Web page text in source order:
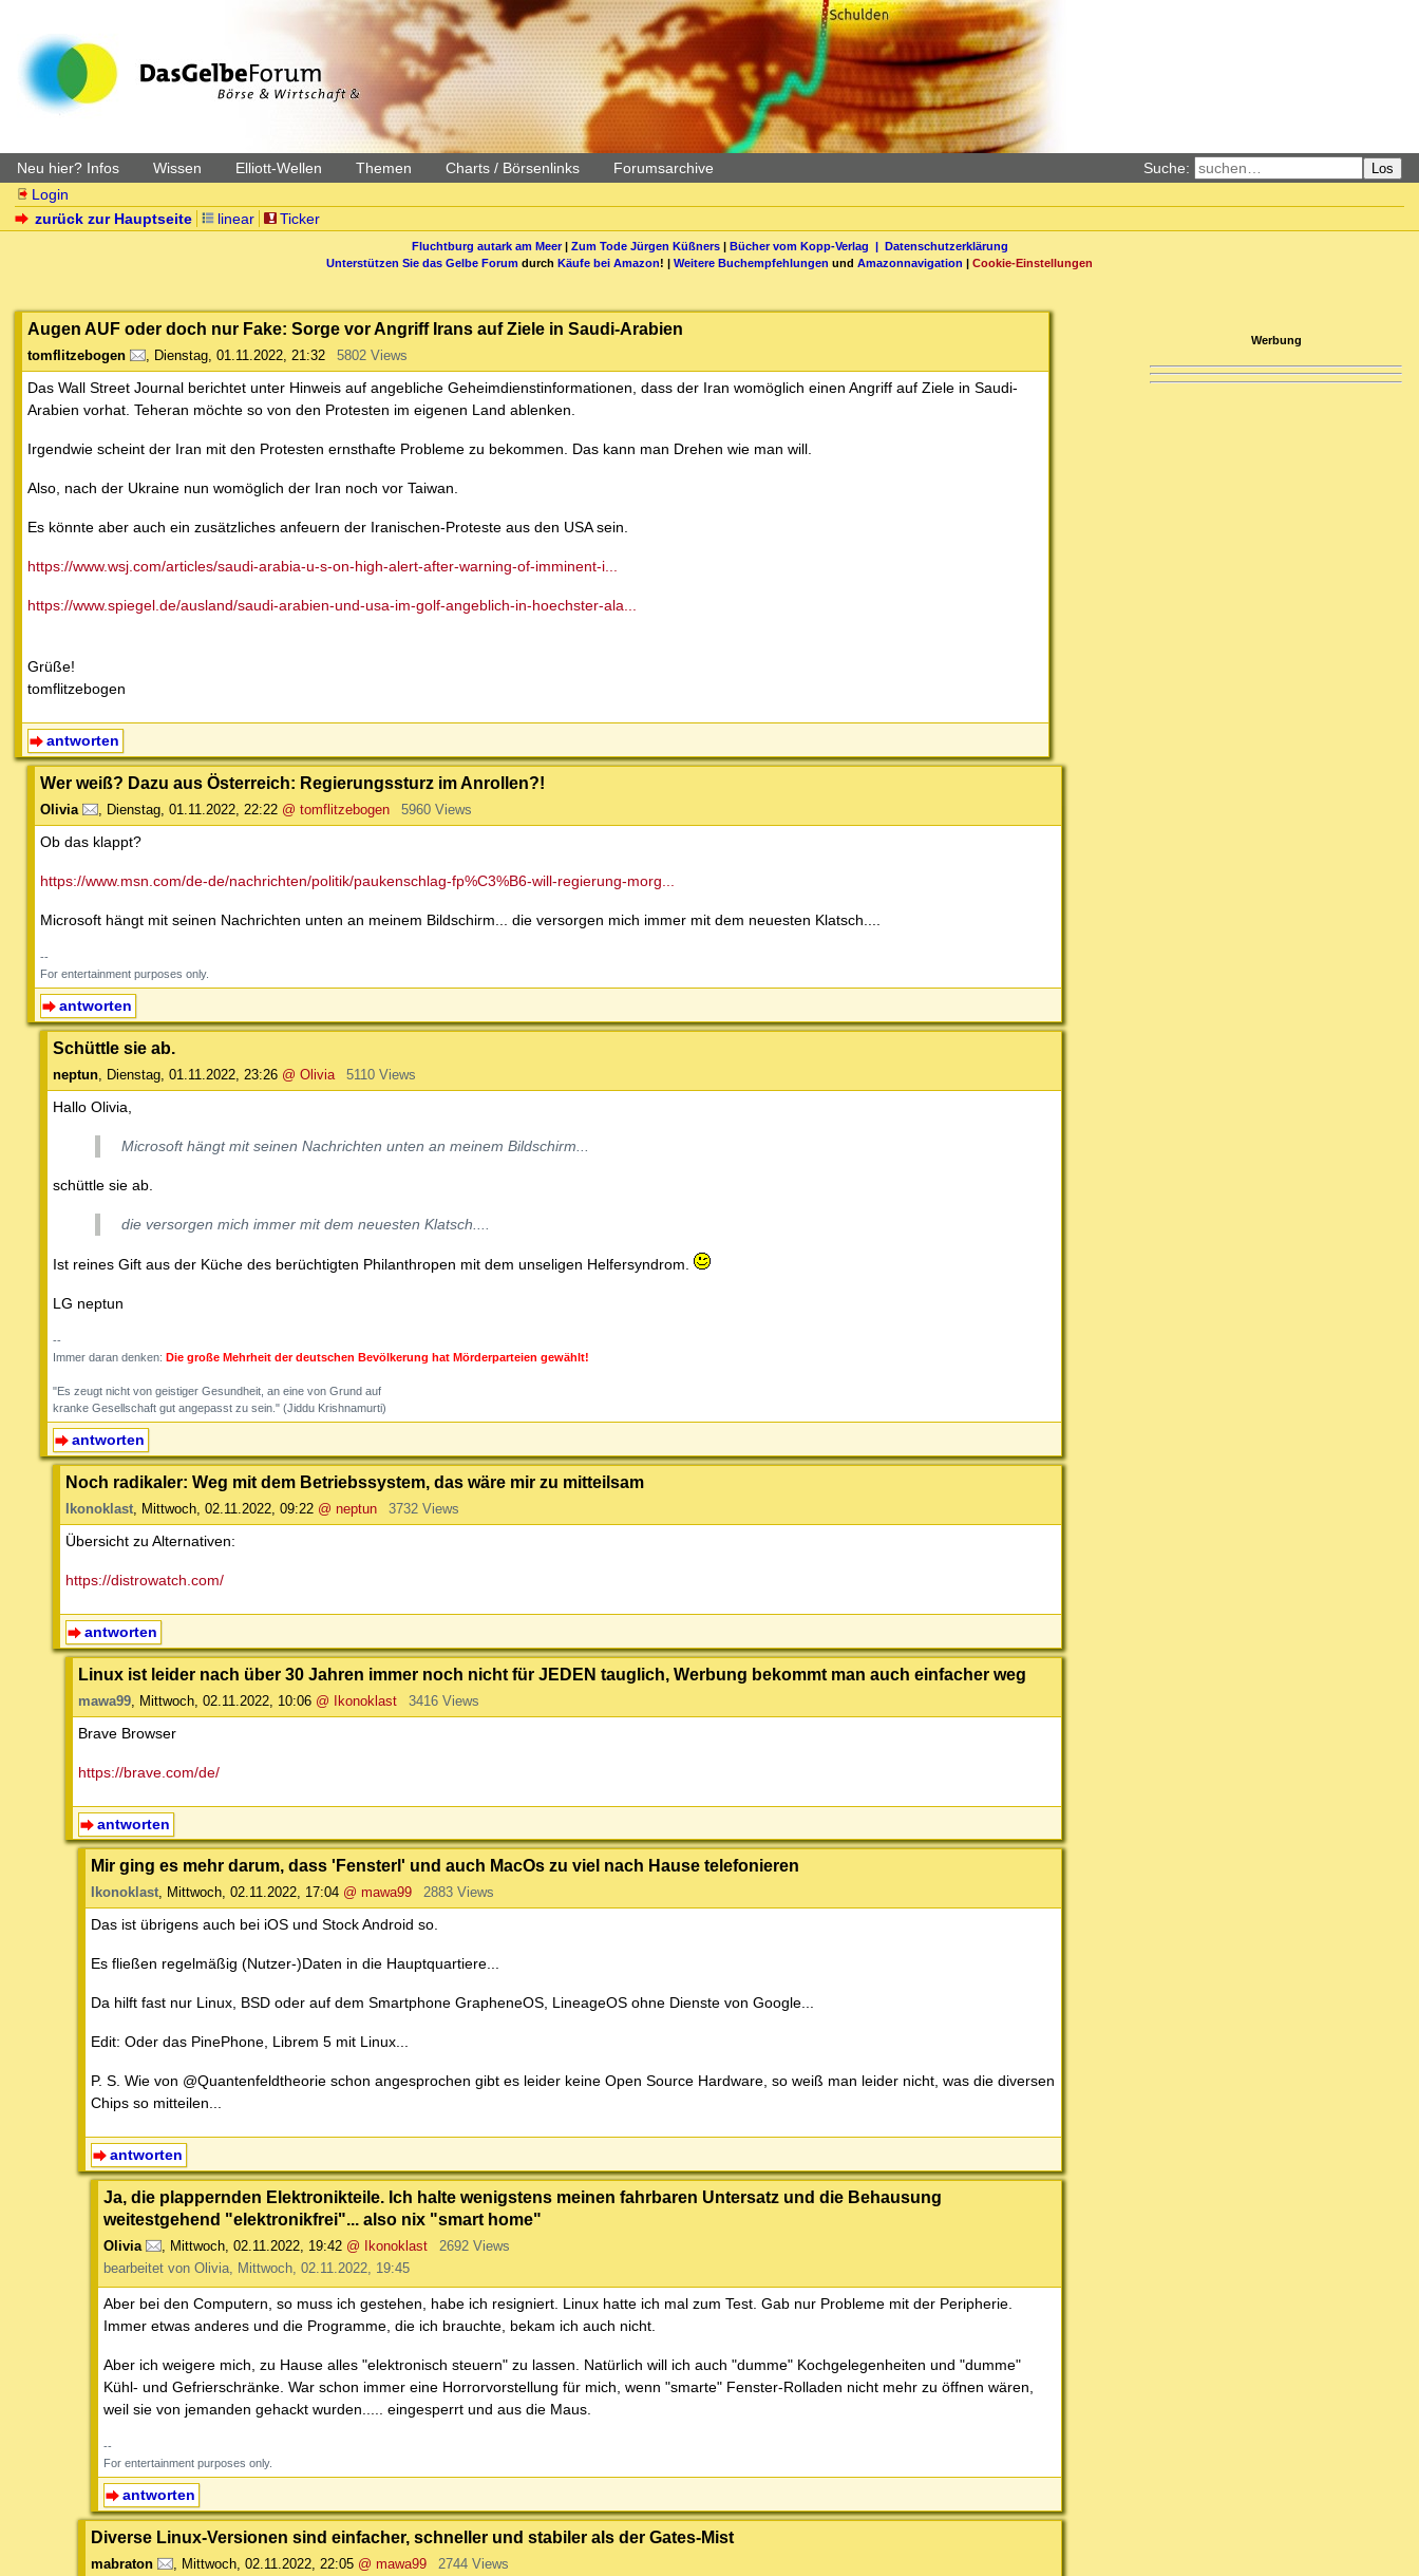
Neu hier? Infos Wissen Elliott-Wellen Themen Charts / Börsenlinks Forumsarchive Suche: Los
Login
zurück zur Hauptseite
linear Ticker
Fluchtburg autark am Meer| Zum Tode Jürgen Küßners| Bücher vom Kopp-Verlag | Datenschutzerklärung
Unterstützen Sie das Gelbe Forum durch Käufe bei Amazon! | Weitere Buchempfehlungen und Amazonnavigation | Cookie-Einstellungen
Augen AUF oder doch nur Fake: Sorge vor Angriff Irans auf Ziele in Saudi-Arabien
tomflitzebogen , Dienstag, 01.11.2022, 21:32 5802 Views
Das Wall Street Journal berichtet unter Hinweis auf angebliche Geheimdienstinformationen, dass der Iran womöglich einen Angriff auf Ziele in Saudi-
Arabien vorhat. Teheran möchte so von den Protesten im eigenen Land ablenken.
Irgendwie scheint der Iran mit den Protesten ernsthafte Probleme zu bekommen. Das kann man Drehen wie man will.
Also, nach der Ukraine nun womöglich der Iran noch vor Taiwan.
Es könnte aber auch ein zusätzliches anfeuern der Iranischen-Proteste aus den USA sein.
https://www.wsj.com/articles/saudi-arabia-u-s-on-high-alert-after-warning-of-imminent-i...
https://www.spiegel.de/ausland/saudi-arabien-und-usa-im-golf-angeblich-in-hoechster-ala...
Grüße!
tomflitzebogen
antworten
Wer weiß? Dazu aus Österreich: Regierungssturz im Anrollen?!
Olivia , Dienstag, 01.11.2022, 22:22 @ tomflitzebogen 5960 Views
Ob das klappt?
https://www.msn.com/de-de/nachrichten/politik/paukenschlag-fp%C3%B6-will-regierung-morg...
Microsoft hängt mit seinen Nachrichten unten an meinem Bildschirm... die versorgen mich immer mit dem neuesten Klatsch....
--
For entertainment purposes only.
antworten
Schüttle sie ab.
neptun, Dienstag, 01.11.2022, 23:26 @ Olivia 5110 Views
Hallo Olivia,
Microsoft hängt mit seinen Nachrichten unten an meinem Bildschirm...
schüttle sie ab.
die versorgen mich immer mit dem neuesten Klatsch....
Ist reines Gift aus der Küche des berüchtigten Philanthropen mit dem unseligen Helfersyndrom.
LG neptun
--
Immer daran denken: Die große Mehrheit der deutschen Bevölkerung hat Mörderparteien gewählt!
"Es zeugt nicht von geistiger Gesundheit, an eine von Grund auf
kranke Gesellschaft gut angepasst zu sein." (Jiddu Krishnamurti)
antworten
Noch radikaler: Weg mit dem Betriebssystem, das wäre mir zu mitteilsam
Ikonoklast Mittwoch, 02.11.2022, 09:22 @ neptun 3732 Views
Übersicht zu Alternativen:
https://distrowatch.com/
antworten
Linux ist leider nach über 30 Jahren immer noch nicht für JEDEN tauglich, Werbung bekommt man auch einfacher weg
mawa99 Mittwoch, 02.11.2022, 10:06 @ Ikonoklast 3416 Views
Brave Browser
https://brave.com/de/
antworten
Mir ging es mehr darum, dass 'Fensterl' und auch MacOs zu viel nach Hause telefonieren
Ikonoklast, Mittwoch, 02.11.2022, 17:04 @ mawa99 2883 Views
Das ist übrigens auch bei iOS und Stock Android so.
Es fließen regelmäßig (Nutzer-)Daten in die Hauptquartiere...
Da hilft fast nur Linux, BSD oder auf dem Smartphone GrapheneOS, LineageOS ohne Dienste von Google...
Edit: Oder das PinePhone, Librem 5 mit Linux...
P. S. Wie von @Quantenfeldtheorie schon angesprochen gibt es leider keine Open Source Hardware, so weiß man leider nicht, was die diversen
Chips so mitteilen...
antworten
Ja, die plappernden Elektronikteile. Ich halte wenigstens meinen fahrbaren Untersatz und die Behausung
weitestgehend "elektronikfrei"... also nix "smart home"
Olivia , Mittwoch, 02.11.2022, 19:42 @ Ikonoklast
2692 Views
bearbeitet von Olivia, Mittwoch, 02.11.2022, 19:45
Aber bei den Computern, so muss ich gestehen, habe ich resigniert. Linux hatte ich mal zum Test. Gab nur Probleme mit der Peripherie.
Immer etwas anderes und die Programme, die ich brauchte, bekam ich auch nicht.
Aber ich weigere mich, zu Hause alles "elektronisch steuern" zu lassen. Natürlich will ich auch "dumme" Kochgelegenheiten und "dumme"
Kühl- und Gefrierschränke. War schon immer eine Horrorvorstellung für mich, wenn "smarte" Fenster-Rolladen nicht mehr zu öffnen wären,
weil sie von jemanden gehackt wurden..... eingesperrt und aus die Maus.
--
For entertainment purposes only.
antworten
Diverse Linux-Versionen sind einfacher, schneller und stabiler als der Gates-Mist
mabraton , Mittwoch, 02.11.2022, 22:05 @ mawa99 2744 Views
Werbung